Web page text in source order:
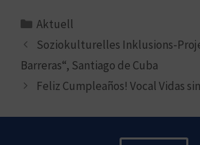
Aktuell
Soziokulturelles Inklusions-
Barreras“, Santiago de Cuba​
Feliz Cumpleaños! Vocal Vidas